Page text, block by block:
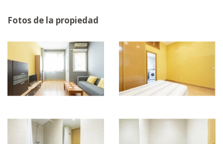
Fotos de la propiedad